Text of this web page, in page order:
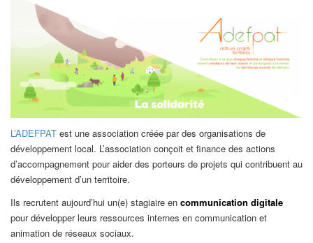
L’ADEFPAT est une association créée par des organisations de
développement local. L’association conçoit et finance des actions
d’accompagnement pour aider des porteurs de projets qui contribuent au
développement d’un territoire.
Ils recrutent aujourd’hui un(e) stagiaire en communication digitale
pour développer leurs ressources internes en communication et
animation de réseaux sociaux.